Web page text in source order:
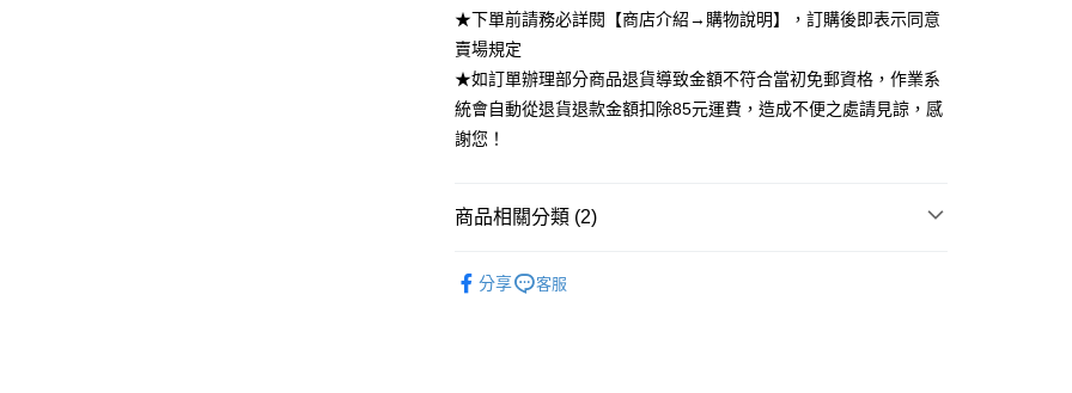
全家付款取貨
每筆NT$85，滿NT$1,200(含以上)免運費
付款後全家取貨
每筆NT$85，滿NT$1,200(含以上)免運費
每筆NT$85，滿NT$1,200(含以上)免運費
每筆NT$85，滿NT$1,200(含以上)免運費
★下單前請務必詳閱【商店介紹→購物說明】，訂購後即表示同意
賣場規定
★如訂單辦理部分商品退貨導致金額不符合當初免郵資格，作業系
統會自動從退貨退款金額扣除85元運費，造成不便之處請見諒，感
謝您！
商品相關分類 (2)
分享 客服